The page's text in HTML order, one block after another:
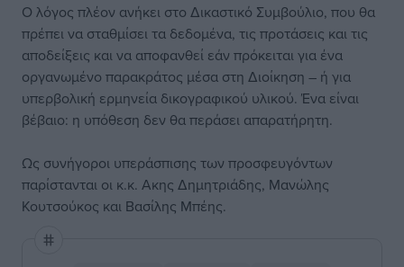
Ο λόγος πλέον ανήκει στο Δικαστικό Συμβούλιο, που θα
πρέπει να σταθμίσει τα δεδομένα, τις προτάσεις και τις
αποδείξεις και να αποφανθεί εάν πρόκειται για ένα
οργανωμένο παρακράτος μέσα στη Διοίκηση – ή για
υπερβολική ερμηνεία δικογραφικού υλικού. Ένα είναι
βέβαιο: η υπόθεση δεν θα περάσει απαρατήρητη.
Ως συνήγοροι υπεράσπισης των προσφευγόντων
παρίστανται οι κ.κ. Ακης Δημητριάδης, Μανώλης
Κουτσούκος και Βασίλης Μπέης.